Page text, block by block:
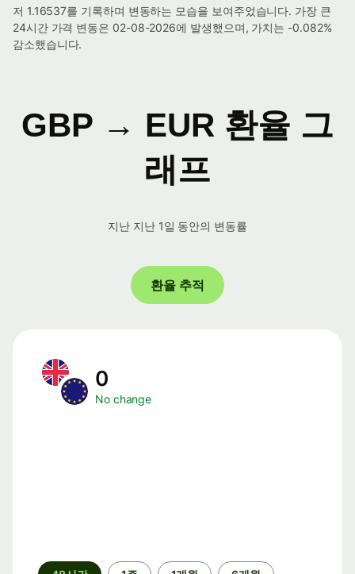
저 1.16537를 기록하며 변동하는 모습을 보여주었습니다. 가장 큰
24시간 가격 변동은 02-08-2026에 발생했으며, 가치는 -0.082%
감소했습니다.
GBP → EUR 환율 그
래프
지난 지난 1일 동안의 변동률
환율 추적
0
No change
기